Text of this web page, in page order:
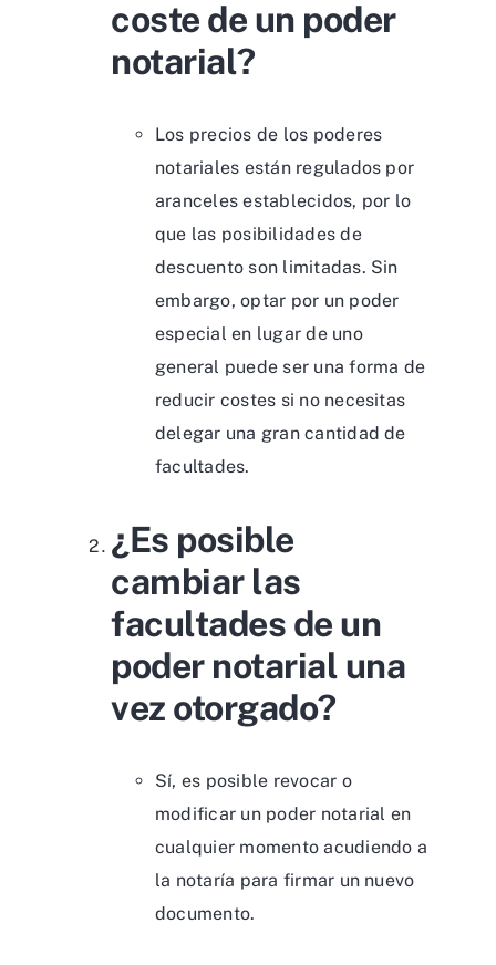
coste de un poder
notarial?
Los precios de los poderes
notariales están regulados por
aranceles establecidos, por lo
que las posibilidades de
descuento son limitadas. Sin
embargo, optar por un poder
especial en lugar de uno
general puede ser una forma de
reducir costes si no necesitas
delegar una gran cantidad de
facultades.
¿Es posible
cambiar las
facultades de un
poder notarial una
vez otorgado?
Sí, es posible revocar o
modificar un poder notarial en
cualquier momento acudiendo a
la notaría para firmar un nuevo
documento.